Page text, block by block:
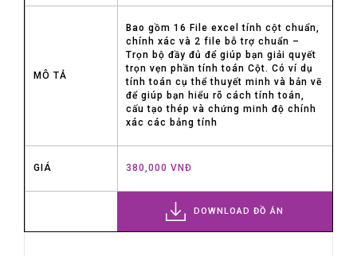
MÔ TẢ
Bao gồm 16 File excel tính cột chuẩn,
chính xác và 2 file bỗ trợ chuẩn –
Trọn bộ đầy đủ để giúp bạn giải quyết
trọn vẹn phần tính toán Cột. Có ví dụ
tính toán cụ thể thuyết minh và bản vẽ
để giúp bạn hiểu rõ cách tính toán,
cấu tạo thép và chứng minh độ chính
xác các bảng tính
GIÁ 380,000 VNĐ
DOWNLOAD ĐỒ ÁN